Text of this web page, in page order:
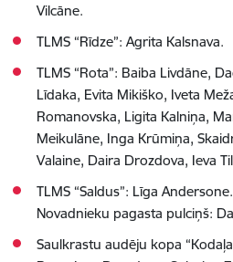
Vilcāne.
TLMS “Rīdze”: Agrita Kalsnava.
TLMS “Rota”: Baiba Livdāne,
Līdaka, Evita Mikiško, Iveta
Romanovska, Ligita Kalniņa,
Meikulāne, Inga Krūmiņa,
Valaine, Daira Drozdova, Ieva
TLMS “Saldus”: Līga Andersone.
Novadnieku pagasta pulciņš:
Saulkrastu audēju kopa